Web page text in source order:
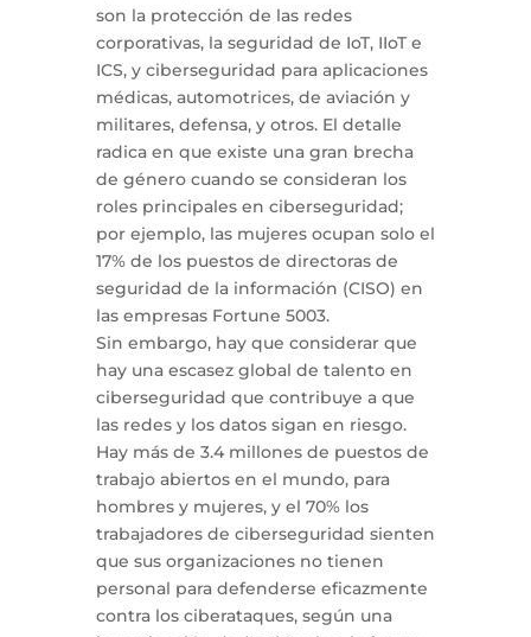
son la protección de las redes
corporativas, la seguridad de IoT, IIoT e
ICS, y ciberseguridad para aplicaciones
médicas, automotrices, de aviación y
militares, defensa, y otros. El detalle
radica en que existe una gran brecha
de género cuando se consideran los
roles principales en ciberseguridad;
por ejemplo, las mujeres ocupan solo el
17% de los puestos de directoras de
seguridad de la información (CISO) en
las empresas Fortune 5003.
Sin embargo, hay que considerar que
hay una escasez global de talento en
ciberseguridad que contribuye a que
las redes y los datos sigan en riesgo.
Hay más de 3.4 millones de puestos de
trabajo abiertos en el mundo, para
hombres y mujeres, y el 70% los
trabajadores de ciberseguridad sienten
que sus organizaciones no tienen
personal para defenderse eficazmente
contra los ciberataques, según una